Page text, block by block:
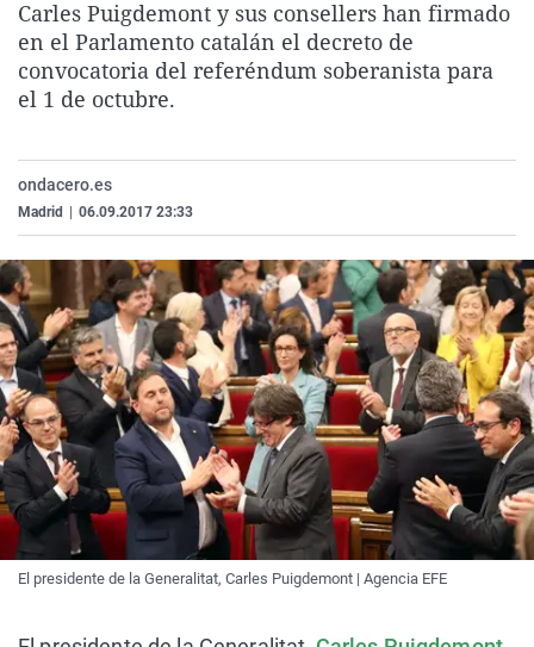
La rosa de los vientos
Gente viajera
Caso
Retornados
Extremadura
Galicia
Virales
Televisión
Carles Puigdemont y sus consellers han firmado
en el Parlamento catalán el decreto de
convocatoria del referéndum soberanista para
el 1 de octubre.
ondacero.es
Madrid 06.09.2017 23:33
El presidente de la Generalitat, Carles Puigdemont | Agencia EFE